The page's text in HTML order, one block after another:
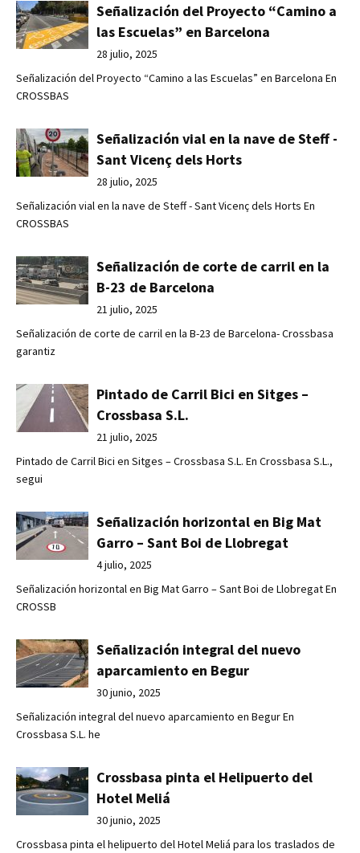
Señalización del Proyecto “Camino a
las Escuelas” en Barcelona
28 julio, 2025
Señalización del Proyecto “Camino a las Escuelas” en Barcelona En
CROSSBAS
Señalización vial en la nave de Steff -
Sant Vicenç dels Horts
28 julio, 2025
Señalización vial en la nave de Steff - Sant Vicenç dels Horts En
CROSSBAS
Señalización de corte de carril en la
B-23 de Barcelona
21 julio, 2025
Señalización de corte de carril en la B-23 de Barcelona- Crossbasa
garantiz
Pintado de Carril Bici en Sitges –
Crossbasa S.L.
21 julio, 2025
Pintado de Carril Bici en Sitges – Crossbasa S.L. En Crossbasa S.L.,
segui
Señalización horizontal en Big Mat
Garro – Sant Boi de Llobregat
4 julio, 2025
Señalización horizontal en Big Mat Garro – Sant Boi de Llobregat En
CROSSB
Señalización integral del nuevo
aparcamiento en Begur
30 junio, 2025
Señalización integral del nuevo aparcamiento en Begur En
Crossbasa S.L. he
Crossbasa pinta el Helipuerto del
Hotel Meliá
30 junio, 2025
Crossbasa pinta el helipuerto del Hotel Meliá para los traslados de